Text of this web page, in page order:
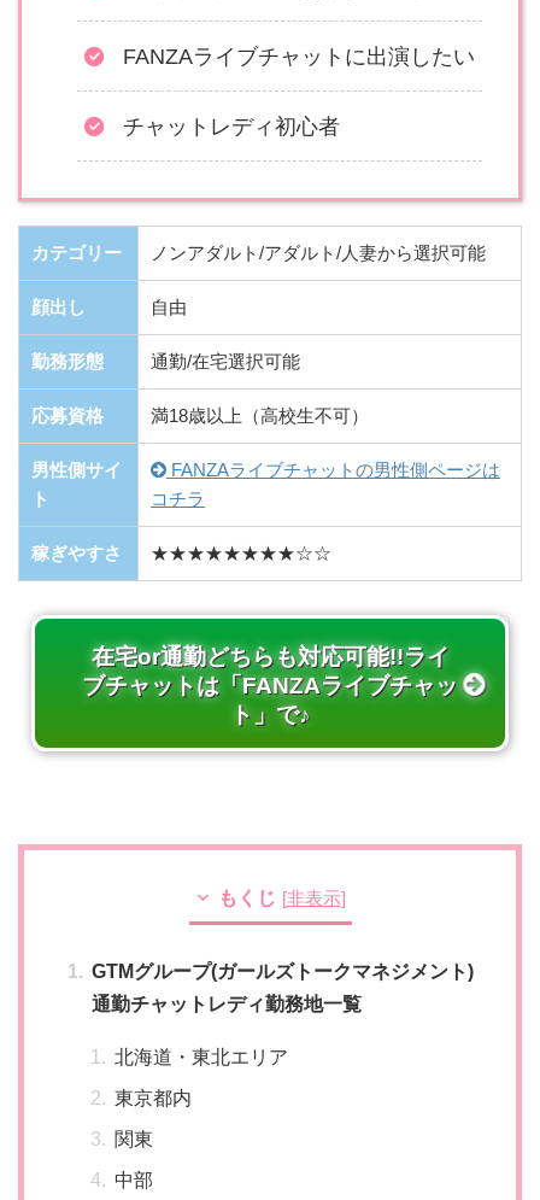
FANZAライブチャットに出演したい
チャットレディ初心者
カテゴリー ノンアダルト/アダルト/人妻から選択可能
顔出し 自由
勤務形態 通勤/在宅選択可能
応募資格 満18歳以上（高校生不可）
男性側サイ
ト
FANZAライブチャットの男性側ページは
コチラ
稼ぎやすさ ★★★★★★★★☆☆
在宅or通勤どちらも対応可能!!ライ
ブチャットは「FANZAライブチャッ
ト」で♪
もくじ [非表示]
GTMグループ(ガールズトークマネジメント)
通勤チャットレディ勤務地一覧
北海道・東北エリア
東京都内
関東
中部